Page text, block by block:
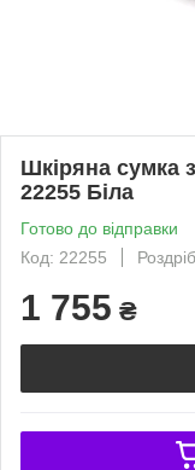
Шкіряна сумка
22255 Біла
Готово до відправки
Код: 22255
Роздріб
1 755 ₴